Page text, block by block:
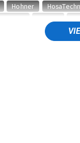
DTM オンラ
イン納品
Hohner